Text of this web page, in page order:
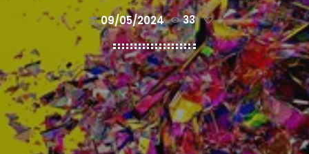
today 09/05/2024 33